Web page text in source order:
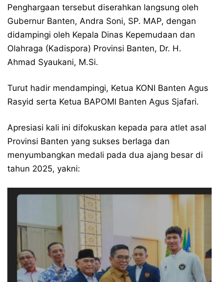
Penghargaan tersebut diserahkan langsung oleh
Gubernur Banten, Andra Soni, SP. MAP, dengan
didampingi oleh Kepala Dinas Kepemudaan dan
Olahraga (Kadispora) Provinsi Banten, Dr. H.
Ahmad Syaukani, M.Si.
Turut hadir mendampingi, Ketua KONI Banten Agus
Rasyid serta Ketua BAPOMI Banten Agus Sjafari.
Apresiasi kali ini difokuskan kepada para atlet asal
Provinsi Banten yang sukses berlaga dan
menyumbangkan medali pada dua ajang besar di
tahun 2025, yakni: